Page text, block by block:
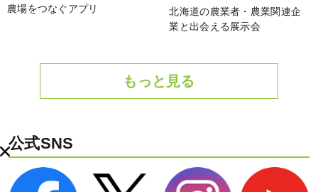
農場をつなぐアプリ
北海道の農業者・農業関連企
業と出会える展示会
もっと見る
公式SNS